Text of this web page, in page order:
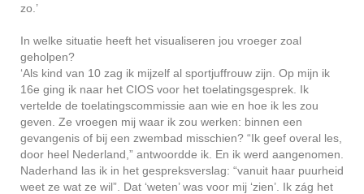
zo.’
In welke situatie heeft het visualiseren jou vroeger zoal
geholpen?
‘Als kind van 10 zag ik mijzelf al sportjuffrouw zijn. Op mijn ik
16e ging ik naar het CIOS voor het toelatingsgesprek. Ik
vertelde de toelatingscommissie aan wie en hoe ik les zou
geven. Ze vroegen mij waar ik zou werken: binnen een
gevangenis of bij een zwembad misschien? “Ik geef overal les,
door heel Nederland,” antwoordde ik. En ik werd aangenomen.
Naderhand las ik in het gespreksverslag: “vanuit haar puurheid
weet ze wat ze wil”. Dat ‘weten’ was voor mij ‘zien’. Ik zág het